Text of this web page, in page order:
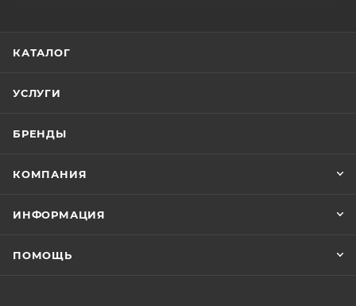
КАТАЛОГ
УСЛУГИ
БРЕНДЫ
КОМПАНИЯ
ИНФОРМАЦИЯ
ПОМОЩЬ